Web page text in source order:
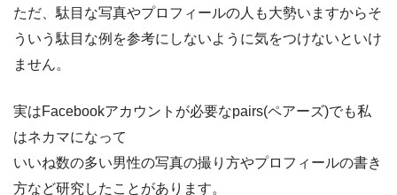
ただ、駄目な写真やプロフィールの人も大勢いますからそ
ういう駄目な例を参考にしないように気をつけないといけ
ません。
実はFacebookアカウントが必要なpairs(ペアーズ)でも私
はネカマになって
いいね数の多い男性の写真の撮り方やプロフィールの書き
方など研究したことがあります。